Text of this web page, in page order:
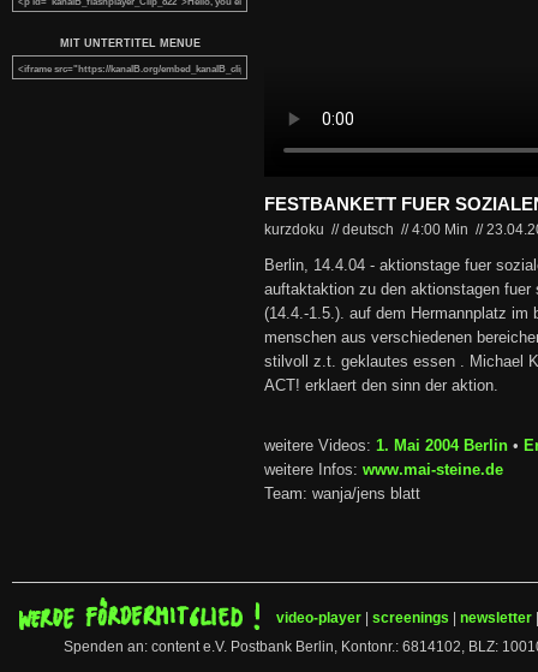
MIT UNTERTITEL MENUE
FESTBANKETT FUER
kurzdoku // deutsch //4:00 Min //
Berlin, 14.4.04 - aktionstage fuer
auftaktaktion zu den aktionstagen fuer
(14.4.-1.5.). auf dem Hermannplatz im
menschen aus verschiedenen
stilvoll z.t. geklautes essen . Michael
ACT! erklaert den sinn der aktion.
weitere Videos: 1. Mai 2004 Berlin •
weitere Infos: www.mai-steine.de
Team: wanja/jens blatt
video-player screenings newsletter
Spenden an: content e.V. Postbank Berlin, Kontonr.: 6814102, BLZ: